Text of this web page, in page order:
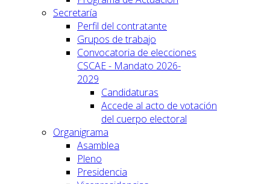
Secretaría
Perfil del contratante
Grupos de trabajo
Convocatoria de elecciones
CSCAE - Mandato 2026-
2029
Candidaturas
Accede al acto de votación
del cuerpo electoral
Organigrama
Asamblea
Pleno
Presidencia